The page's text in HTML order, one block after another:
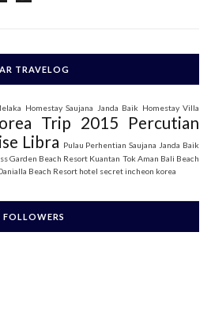
AR TRAVELOG
Homestay Saujana Janda Baik Homestay Villa
Trip 2015
Percutian
Libra Pulau Perhentian Saujana Janda Baik
Garden Beach Resort Kuantan Tok Aman Bali Beach
Beach Resort hotel secret incheon korea
FOLLOWERS